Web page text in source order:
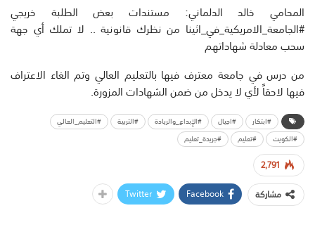
المحامي خالد الدلماني: مستندات بعض الطلبة خريجي
#الجامعة_الامريكية_في_اثينا من نظرك قانونية .. لا تملك أي جهة
سحب معادلة شهاداتهم
من درس في جامعة معترف فيها بالتعليم العالي وتم الغاء الاعتراف
فيها لاحقاً لأي لا يدخل من ضمن الشهادات المزورة.
#ابتكار #اجيال #الإبداع_والريادة #التربية
#التعليم_العالي
#الكويت
#تعليم #جريدة_تعليم
2,791
مشاركة
Facebook
Twitter